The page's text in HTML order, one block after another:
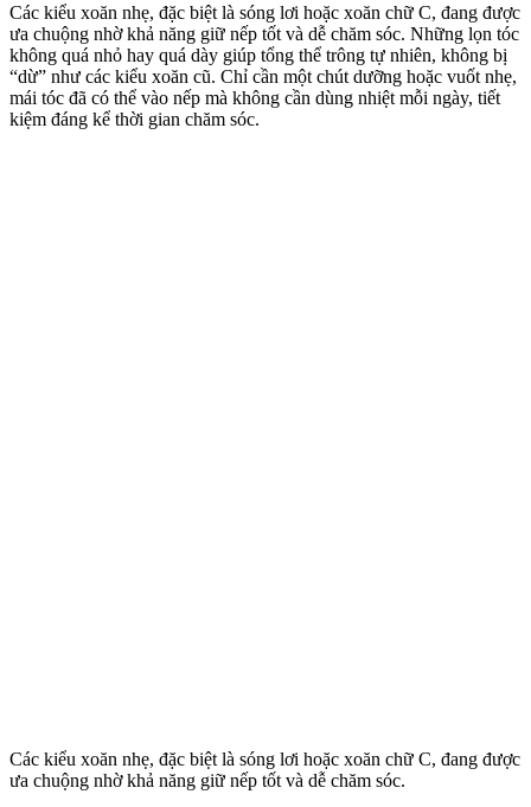
Các kiểu xoăn nhẹ, đặc biệt là sóng lơi hoặc xoăn chữ C, đang được
ưa chuộng nhờ khả năng giữ nếp tốt và dễ chăm sóc. Những lọn tóc
không quá nhỏ hay quá dày giúp tổng thể trông tự nhiên, không bị
“dừ” như các kiểu xoăn cũ. Chỉ cần một chút dưỡng hoặc vuốt nhẹ,
mái tóc đã có thể vào nếp mà không cần dùng nhiệt mỗi ngày, tiết
kiệm đáng kể thời gian chăm sóc.
Các kiểu xoăn nhẹ, đặc biệt là sóng lơi hoặc xoăn chữ C, đang được
ưa chuộng nhờ khả năng giữ nếp tốt và dễ chăm sóc.